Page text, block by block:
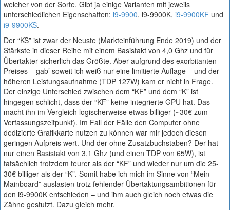
welcher von der Sorte. Gibt ja einige Varianten mit jeweils
unterschiedlichen Eigenschaften: i9-9900, i9-9900K, i9-9900KF und
i9-9900KS.
Der “KS” ist zwar der Neuste (Markteinführung Ende 2019) und der
Stärkste in dieser Reihe mit einem Basistakt von 4,0 Ghz und für
Übertakter sicherlich das Größte. Aber aufgrund des exorbitanten
Preises – gab’ soweit ich weiß nur eine limitierte Auflage – und der
höheren Leistungsaufnahme (TDP 127W) kam er nicht in Frage.
Der einzige Unterschied zwischen dem “KF” und dem “K” ist
hingegen schlicht, dass der “KF” keine integrierte GPU hat. Das
macht ihn im Vergleich logischerweise etwas billiger (~30€ zum
Verfassungszeitpunkt). Im Fall der Fälle den Computer ohne
dedizierte Grafikkarte nutzen zu können war mir jedoch diesen
geringen Aufpreis wert. Und der ohne Zusatzbuchstaben? Der hat
nur einen Basistakt von 3,1 Ghz (und einen TDP von 65W), ist
tatsächlich trotzdem teurer als der “KF” und wieder nur um die 25-
30€ billiger als der “K”. Somit habe ich mich im Sinne von “Mein
Mainboard” auslasten trotz fehlender Übertaktungsambitionen für
den i9-9900K entschieden – und ihm auch gleich noch etwas die
Zähne gestutzt. Dazu gleich mehr.